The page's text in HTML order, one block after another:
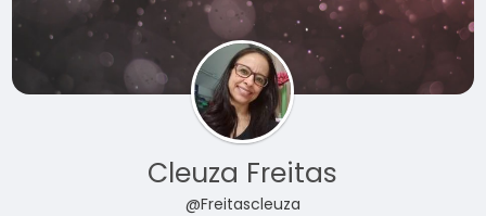
Cleuza Freitas
@Freitascleuza